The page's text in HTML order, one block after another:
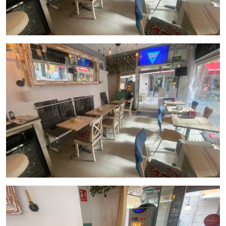
No dejes pasar esta oportunidad de adquirir un negocio
próspero en una ubicación privilegiada.El traspaso se ofrece
por 90.000€, con un alquiler mensual de 2.000€.
¡Contáctanos hoy mismo para obtener más información y
dar el primer paso hacia tu nuevo emprendimiento en
Palamós!